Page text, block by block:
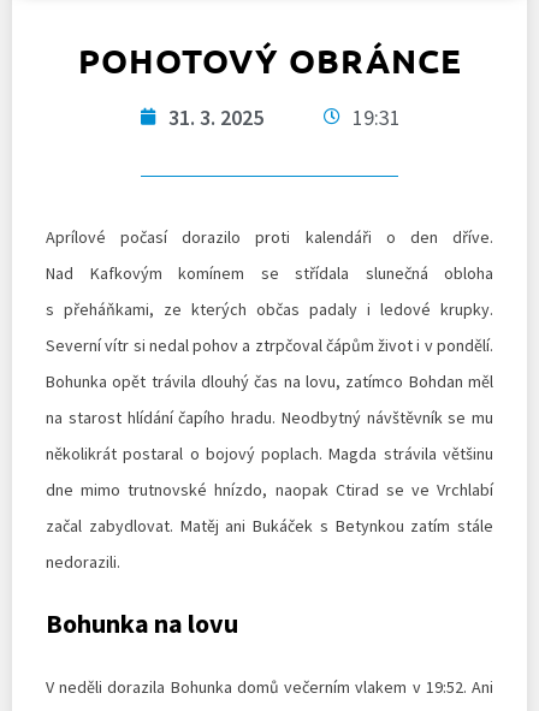
POHOTOVÝ OBRÁNCE
31. 3. 2025 19:31
Aprílové počasí dorazilo proti kalendáři o den dříve.
Nad Kafkovým komínem se střídala slunečná obloha
s přeháňkami, ze kterých občas padaly i ledové krupky.
Severní vítr si nedal pohov a ztrpčoval čápům život i v pondělí.
Bohunka opět trávila dlouhý čas na lovu, zatímco Bohdan měl
na starost hlídání čapího hradu. Neodbytný návštěvník se mu
několikrát postaral o bojový poplach. Magda strávila většinu
dne mimo trutnovské hnízdo, naopak Ctirad se ve Vrchlabí
začal zabydlovat. Matěj ani Bukáček s Betynkou zatím stále
nedorazili.
Bohunka na lovu
V neděli dorazila Bohunka domů večerním vlakem v 19:52. Ani